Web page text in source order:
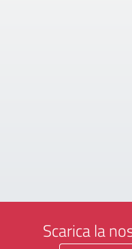
Scarica la